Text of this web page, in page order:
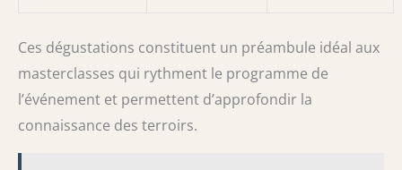
Ces dégustations constituent un préambule idéal aux
masterclasses qui rythment le programme de
l’événement et permettent d’approfondir la
connaissance des terroirs.